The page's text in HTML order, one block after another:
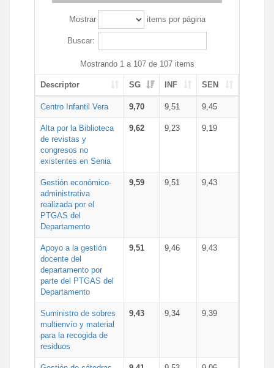
Mostrar items por página
Buscar:
Mostrando 1 a 107 de 107 items
Descriptor SG INF SEN
Centro Infantil Vera 9,70 9,51 9,45
Alta por la Biblioteca
de revistas y
congresos no
existentes en Senia
9,62 9,23 9,19
Gestión económico-
administrativa
realizada por el
PTGAS del
Departamento
9,59 9,51 9,43
Apoyo a la gestión
docente del
departamento por
parte del PTGAS del
Departamento
9,51 9,46 9,43
Suministro de sobres
multienvío y material
para la recogida de
residuos
9,43 9,34 9,39